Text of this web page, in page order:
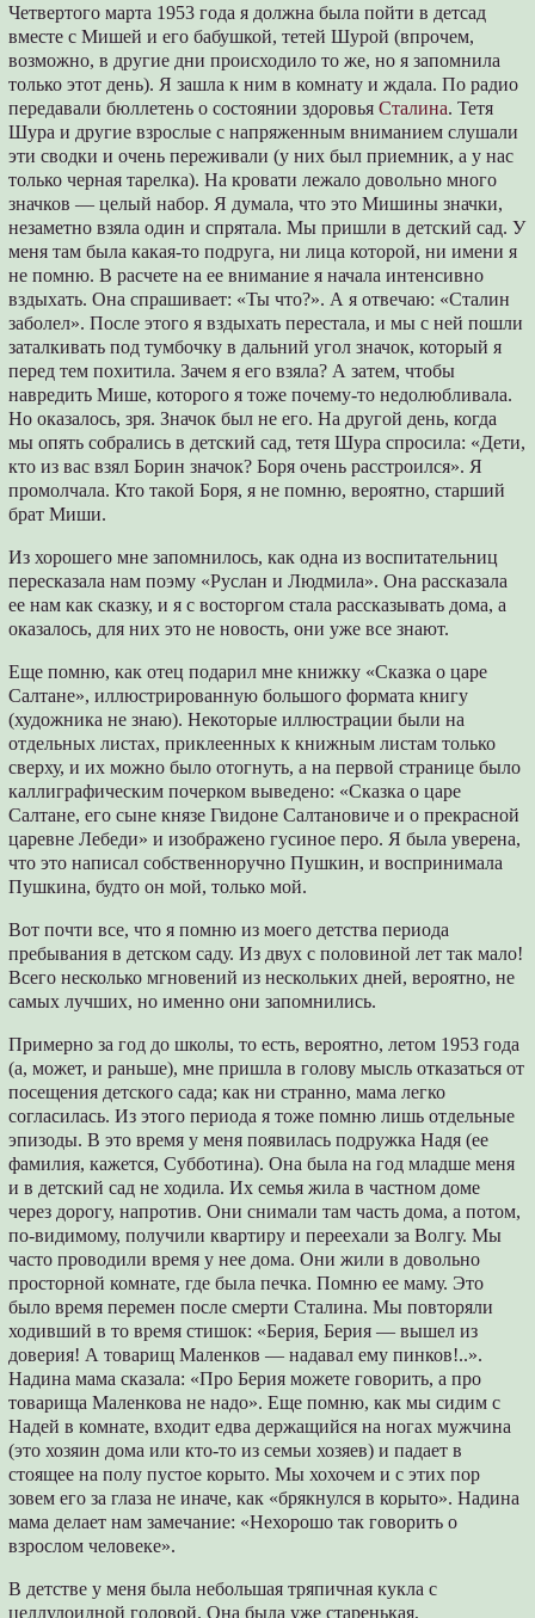
Четвертого марта 1953 года я должна была пойти в детсад
вместе с Мишей и его бабушкой, тетей Шурой (впрочем,
возможно, в другие дни происходило то же, но я запомнила
только этот день). Я зашла к ним в комнату и ждала. По радио
передавали бюллетень о состоянии здоровьяСталина. Тетя
Шура и другие взрослые с напряженным вниманием слушали
эти сводки и очень переживали (у них был приемник, а у нас
только черная тарелка). На кровати лежало довольно много
значков ― целый набор. Я думала, что это Мишины значки,
незаметно взяла один и спрятала. Мы пришли в детский сад. У
меня там была какая-то подруга, ни лица которой, ни имени я
не помню. В расчете на ее внимание я начала интенсивно
вздыхать. Она спрашивает: «Ты что?». А я отвечаю: «Сталин
заболел». После этого я вздыхать перестала, и мы с ней пошли
заталкивать под тумбочку в дальний угол значок, который я
перед тем похитила. Зачем я его взяла? А затем, чтобы
навредить Мише, которого я тоже почему-то недолюбливала.
Но оказалось, зря. Значок был не его. На другой день, когда
мы опять собрались в детский сад, тетя Шура спросила: «Дети,
кто из вас взял Борин значок? Боря очень расстроился». Я
промолчала. Кто такой Боря, я не помню, вероятно, старший
брат Миши.
Из хорошего мне запомнилось, как одна из воспитательниц
пересказала нам поэму «Руслан и Людмила». Она рассказала
ее нам как сказку, и я с восторгом стала рассказывать дома, а
оказалось, для них это не новость, они уже все знают.
Еще помню, как отец подарил мне книжку «Сказка о царе
Салтане», иллюстрированную большого формата книгу
(художника не знаю). Некоторые иллюстрации были на
отдельных листах, приклеенных к книжным листам только
сверху, и их можно было отогнуть, а на первой странице было
каллиграфическим почерком выведено: «Сказка о царе
Салтане, его сыне князе Гвидоне Салтановиче и о прекрасной
царевне Лебеди» и изображено гусиное перо. Я была уверена,
что это написал собственноручно Пушкин, и воспринимала
Пушкина, будто он мой, только мой.
Вот почти все, что я помню из моего детства периода
пребывания в детском саду. Из двух с половиной лет так мало!
Всего несколько мгновений из нескольких дней, вероятно, не
самых лучших, но именно они запомнились.
Примерно за год до школы, то есть, вероятно, летом 1953 года
(а, может, и раньше), мне пришла в голову мысль отказаться от
посещения детского сада; как ни странно, мама легко
согласилась. Из этого периода я тоже помню лишь отдельные
эпизоды. В это время у меня появилась подружка Надя (ее
фамилия, кажется, Субботина). Она была на год младше меня
и в детский сад не ходила. Их семья жила в частном доме
через дорогу, напротив. Они снимали там часть дома, а потом,
по-видимому, получили квартиру и переехали за Волгу. Мы
часто проводили время у нее дома. Они жили в довольно
просторной комнате, где была печка. Помню ее маму. Это
было время перемен после смерти Сталина. Мы повторяли
ходивший в то время стишок: «Берия, Берия — вышел из
доверия! А товарищ Маленков — надавал ему пинков!..».
Надина мама сказала: «Про Берия можете говорить, а про
товарища Маленкова не надо». Еще помню, как мы сидим с
Надей в комнате, входит едва держащийся на ногах мужчина
(это хозяин дома или кто-то из семьи хозяев) и падает в
стоящее на полу пустое корыто. Мы хохочем и с этих пор
зовем его за глаза не иначе, как «брякнулся в корыто». Надина
мама делает нам замечание: «Нехорошо так говорить о
взрослом человеке».
В детстве у меня была небольшая тряпичная кукла с
целлулоидной головой. Она была уже старенькая,